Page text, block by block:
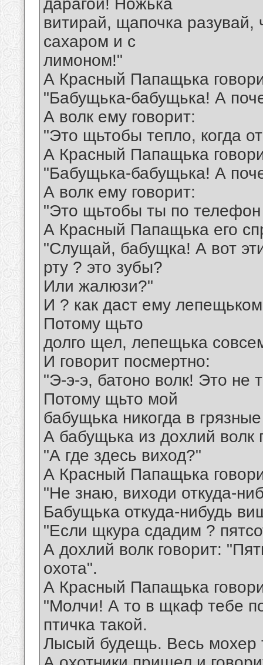
дарагой! Ножька
витирай, щапочка разувай,
сахаром и с
лимоном!"
А Красный Папащька
"Бабущька-бабущька! А
А волк ему говорит:
"Это щьтобы тепло, когда
А Красный Папащька
"Бабущька-бабущька! А
А волк ему говорит:
"Это щьтобы ты по телефон
А Красный Папащька его
"Слущай, бабущка! А вот
рту ? это зубы?
Или жалюзи?"
И ? как даст ему
Потому щьто
долго щел, лепещька
И говорит посмертно:
"Э-э-э, батоно волк! Это не
Потому щьто мой
бабущька никогда в
А бабущька из дохлий волк
"А где здесь виход?"
А Красный Папащька
"Не знаю, виходи откуда-
Бабущька откуда-нибудь
"Если щкура сдадим ?
А дохлий волк говорит:
охота".
А Красный Папащька
"Молчи! А то в щкаф тебе
птичка такой.
Лысый будещь. Весь мохер